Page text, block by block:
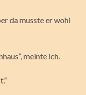
da musste er wohl
meinte ich.